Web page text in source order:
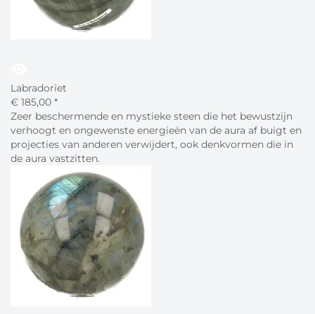
Labradoriet
€ 185,00 *
Zeer beschermende en mystieke steen die het bewustzijn
verhoogt en ongewenste energieën van de aura af buigt en
projecties van anderen verwijdert, ook denkvormen die in
de aura vastzitten.